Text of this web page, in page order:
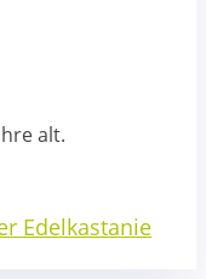
alt.
Edelkastanie